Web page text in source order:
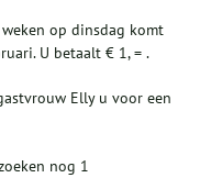
op dinsdag komt
U betaalt € 1, = .
Elly u voor een
nog 1